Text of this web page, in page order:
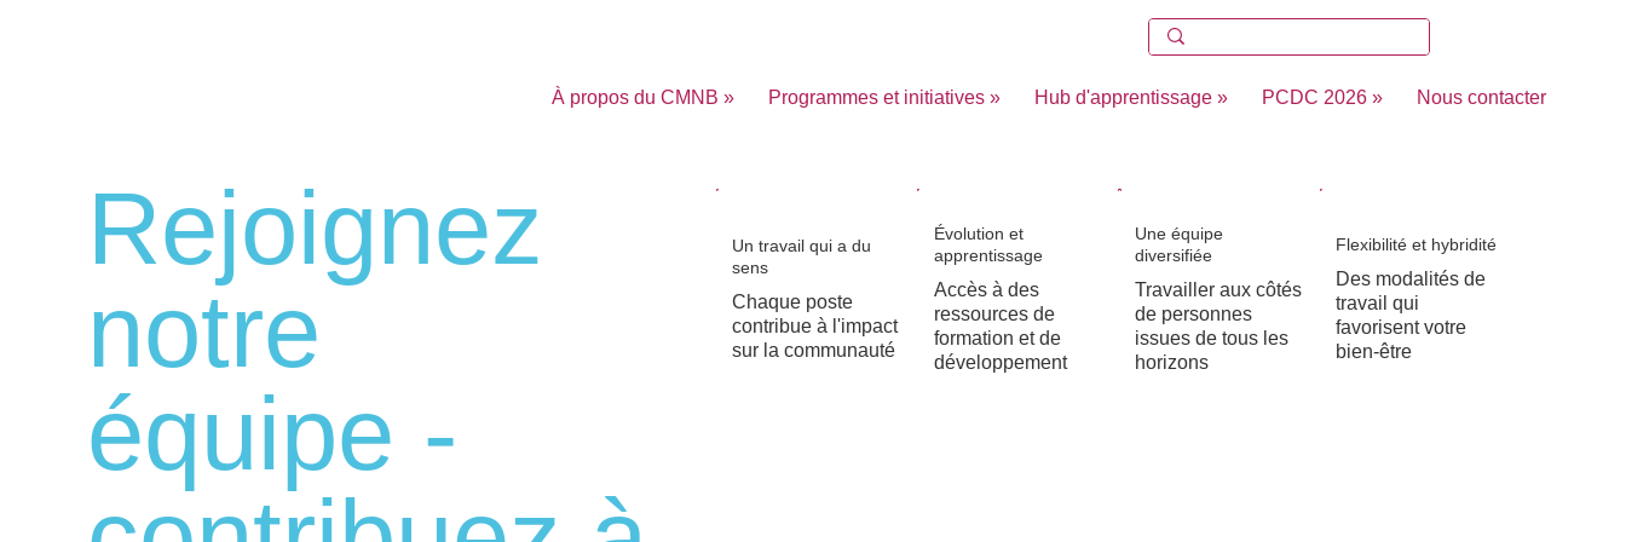
À propos du CMNB » Programmes et initiatives » Hub d'apprentissage » PCDC 2026 » Nous contacter
Rejoignez
notre
équipe -
Un travail qui a du
sens
Chaque poste
contribue à l'impact
sur la communauté
Évolution et
apprentissage
Accès à des
ressources de
formation et de
développement
Une équipe
diversifiée
Travailler aux côtés
de personnes
issues de tous les
horizons
Flexibilité et hybridité
Des modalités de
travail qui
favorisent votre
bien-être